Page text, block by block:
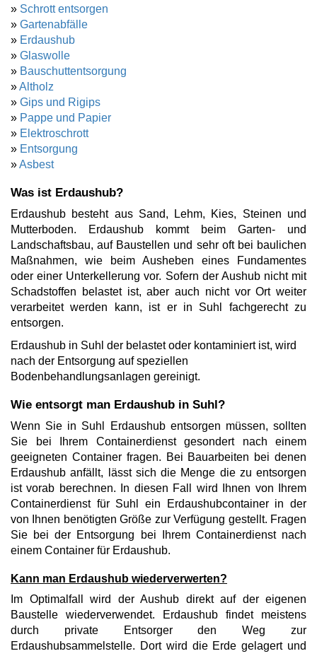
» Schrott entsorgen
» Gartenabfälle
» Erdaushub
» Glaswolle
» Bauschuttentsorgung
»Altholz
» Gips und Rigips
» Pappe und Papier
» Elektroschrott
» Entsorgung
»Asbest
Was ist Erdaushub?
Erdaushub besteht aus Sand, Lehm, Kies, Steinen und
Mutterboden. Erdaushub kommt beim Garten- und
Landschaftsbau, auf Baustellen und sehr oft bei baulichen
Maßnahmen, wie beim Ausheben eines Fundamentes
oder einer Unterkellerung vor. Sofern der Aushub nicht mit
Schadstoffen belastet ist, aber auch nicht vor Ort weiter
verarbeitet werden kann, ist er in Suhl fachgerecht zu
entsorgen.
Erdaushub in Suhl der belastet oder kontaminiert ist, wird
nach der Entsorgung auf speziellen
Bodenbehandlungsanlagen gereinigt.
Wie entsorgt man Erdaushub in Suhl?
Wenn Sie in Suhl Erdaushub entsorgen müssen, sollten
Sie bei Ihrem Containerdienst gesondert nach einem
geeigneten Container fragen. Bei Bauarbeiten bei denen
Erdaushub anfällt, lässt sich die Menge die zu entsorgen
ist vorab berechnen. In diesen Fall wird Ihnen von Ihrem
Containerdienst für Suhl ein Erdaushubcontainer in der
von Ihnen benötigten Größe zur Verfügung gestellt. Fragen
Sie bei der Entsorgung bei Ihrem Containerdienst nach
einem Container für Erdaushub.
Kann man Erdaushub wiederverwerten?
Im Optimalfall wird der Aushub direkt auf der eigenen
Baustelle wiederverwendet. Erdaushub findet meistens
durch private Entsorger den Weg zur
Erdaushubsammelstelle. Dort wird die Erde gelagert und